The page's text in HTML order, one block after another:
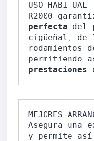
USO HABITUAL
R2000
perfecta del
cigüeñal,
rodamientos
permitiendo
prestaciones
MEJORES
Asegura una
y permite así